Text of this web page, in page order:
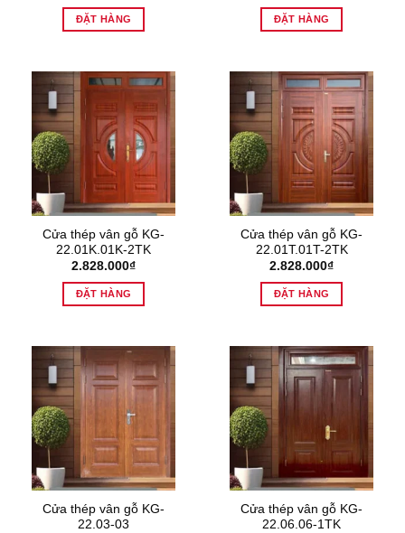
ĐẶT HÀNG ĐẶT HÀNG
Cửa thép vân gỗ KG-
22.01K.01K-2TK
2.828.000₫
ĐẶT HÀNG
Cửa thép vân gỗ KG-
22.01T.01T-2TK
2.828.000₫
ĐẶT HÀNG
Cửa thép vân gỗ KG-
22.03-03
Cửa thép vân gỗ KG-
22.06.06-1TK